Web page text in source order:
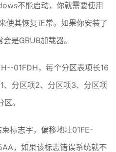
不能启动，你就需要使用
使其恢复正常。如果你安装了
是GRUB加载器。
01FDH，每个分区表项长16
、分区项2、分区项3、分区项
。
标志字，偏移地址01FE-
，如果该标志错误系统就不